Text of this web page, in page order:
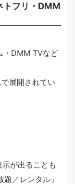
トフリ・DMM
・DMM TVなど
展開されてい
が出ることも
／レンタル」